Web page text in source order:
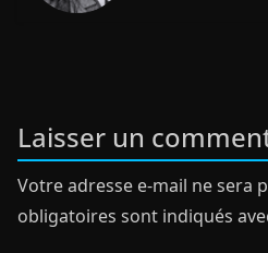
Laisser un
Votre adresse e-mail ne sera
obligatoires sont indiqués